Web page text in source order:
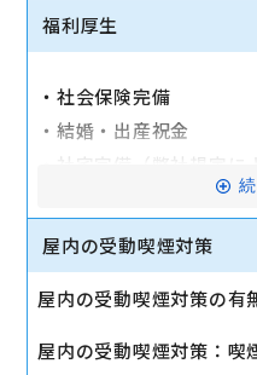
福利厚生
・社会保険完備
・結婚・出産祝金
・社宅完備（弊社規定に
・産休・育休実績有り
・制服貸与
屋内の受動喫煙対策
屋内の受動喫煙対策の有
屋内の受動喫煙対策：喫